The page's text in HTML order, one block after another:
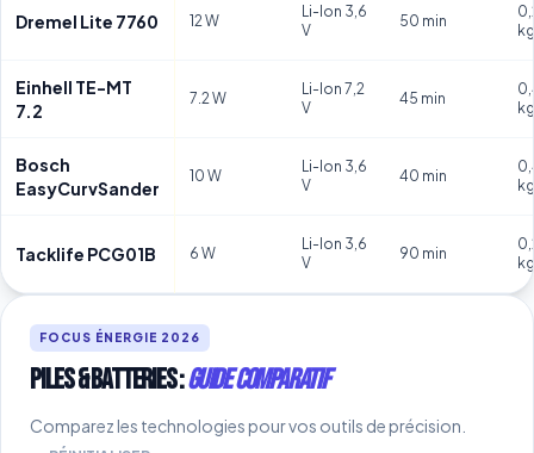
Dremel Lite 7760 12 W
Li-Ion 3,6
V
50 min
kg
Einhell TE-MT
7.2
7.2 W
Li-Ion 7,2
V
45 min
kg
Bosch
EasyCurvSander
10 W
Li-Ion 3,6
V
40 min
kg
Tacklife PCG01B 6 W
Li-Ion 3,6
V
90 min
kg
FOCUS ÉNERGIE 2026
Piles & Batteries :Guide Comparatif
Comparez les technologies pour vos outils de précision.